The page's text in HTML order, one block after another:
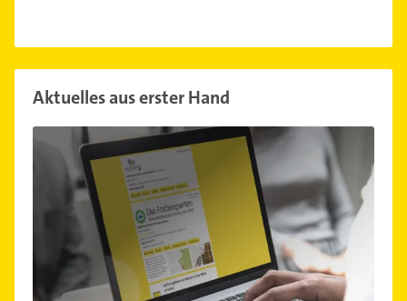
Aktuelles aus erster Hand